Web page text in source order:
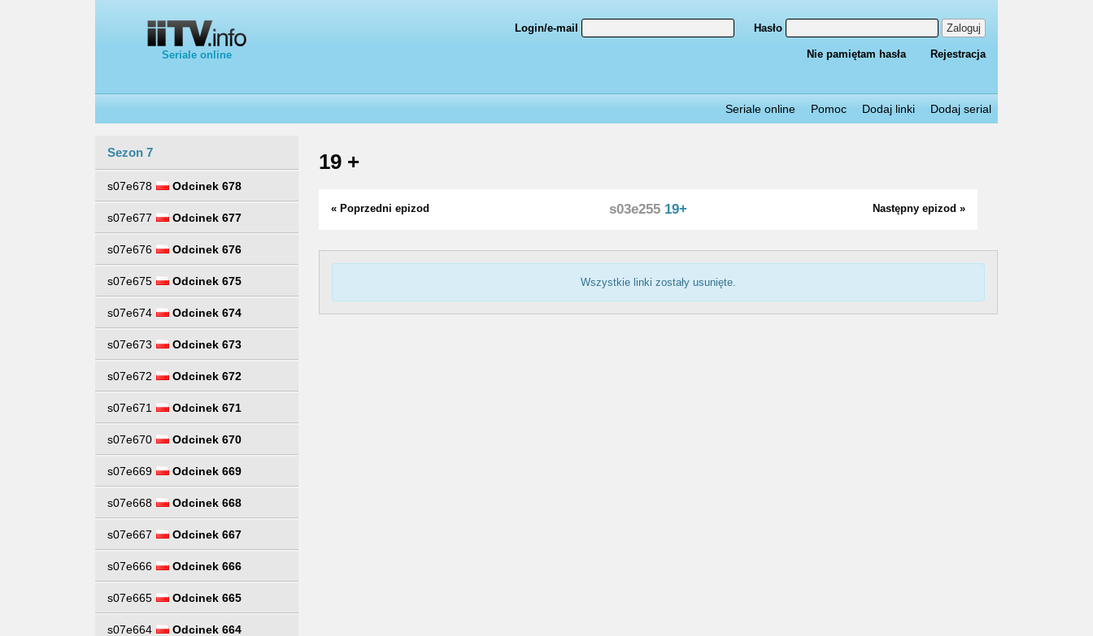
Seriale online
Login/e-mail Hasło Zaloguj
Nie pamiętam hasła Rejestracja
Seriale online Pomoc Dodaj linki Dodaj serial
Sezon 7
s07e678 Odcinek 678
s07e677 Odcinek 677
s07e676 Odcinek 676
s07e675 Odcinek 675
s07e674 Odcinek 674
s07e673 Odcinek 673
s07e672 Odcinek 672
s07e671 Odcinek 671
s07e670 Odcinek 670
s07e669 Odcinek 669
s07e668 Odcinek 668
s07e667 Odcinek 667
s07e666 Odcinek 666
s07e665 Odcinek 665
s07e664 Odcinek 664
19 +
« Poprzedni epizod Następny epizod »
s03e255 19+
Wszystkie linki zostały usunięte.